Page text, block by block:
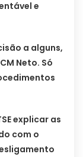
e
a alguns,
Neto. Só
explicar as
com o